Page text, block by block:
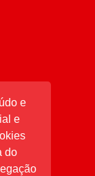
e
e
do